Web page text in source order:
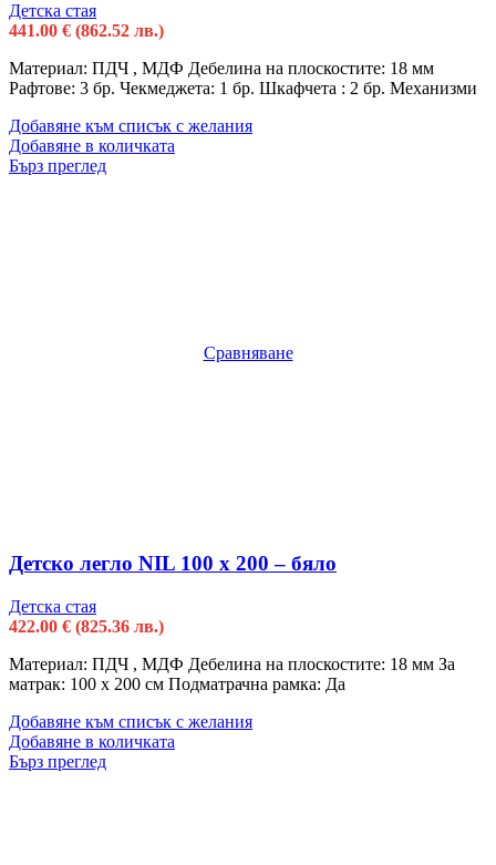
Детска стая
441.00 € (862.52 лв.)
Материал: ПДЧ , МДФ Дебелина на плоскостите: 18 мм
Рафтове: 3 бр. Чекмеджета: 1 бр. Шкафчета : 2 бр. Механизми
Добавяне към списък с желания
Добавяне в количката
Бърз преглед
Сравняване
Детско легло NIL 100 x 200 – бяло
Детска стая
422.00 € (825.36 лв.)
Материал: ПДЧ , МДФ Дебелина на плоскостите: 18 мм За
матрак: 100 х 200 см Подматрачна рамка: Да
Добавяне към списък с желания
Добавяне в количката
Бърз преглед